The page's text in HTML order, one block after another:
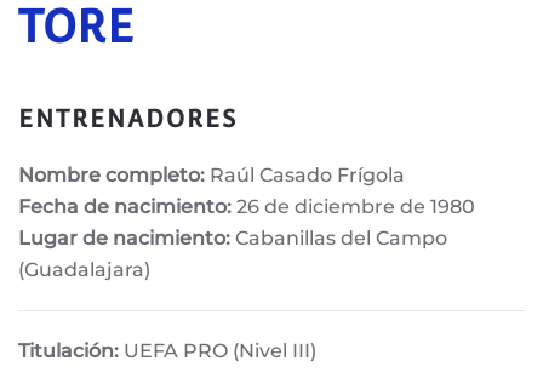
TORE
ENTRENADORES
Nombre completo: Raúl Casado Frígola
Fecha de nacimiento: 26 de diciembre de 1980
Lugar de nacimiento: Cabanillas del Campo
(Guadalajara)
Titulación: UEFA PRO (Nivel III)